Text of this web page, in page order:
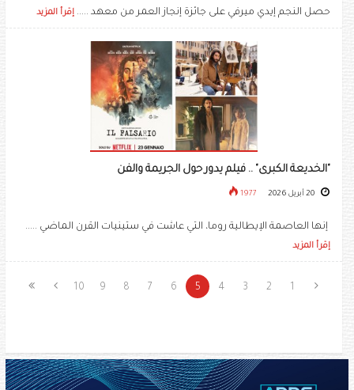
حصل النجم إيدي ميرفي على جائزة إنجاز العمر من معهد ..... إقرأ المزيد
"الخديعة الكبرى" .. فيلم يدور حول الجريمة والفن
1977
إنها العاصمة الإيطالية روما، التي عاشت في ستينيات القرن الماضي .....
إقرأ المزيد
1
2
3
4
5
6
7
8
9
10